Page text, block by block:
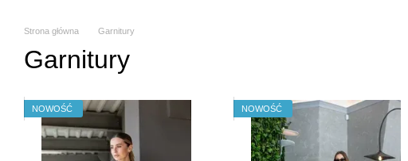
Strona główna Garnitury
Garnitury
NOWOŚĆ NOWOŚĆ